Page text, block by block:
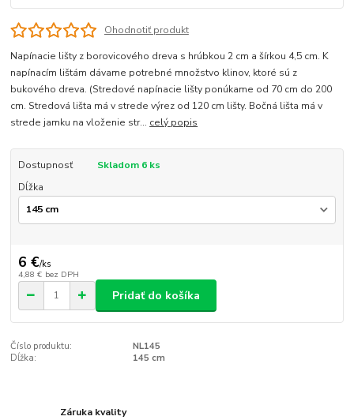
Ohodnotiť produkt
Napínacie lišty z borovicového dreva s hrúbkou 2 cm a šírkou 4,5 cm. K
napínacím lištám dávame potrebné množstvo klinov, ktoré sú z
bukového dreva. (Stredové napínacie lišty ponúkame od 70 cm do 200
cm. Stredová lišta má v strede výrez od 120 cm lišty. Bočná lišta má v
strede jamku na vloženie str... celý popis
Dostupnosť
Skladom 6 ks
Dĺžka
6 €/ks
4,88 € bez DPH
Pridať do košíka
Číslo produktu:
NL145
Dĺžka:
145 cm
Záruka kvality